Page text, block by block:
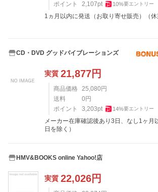
ポイント
2,107pt 10%要エントリー
1ヵ月以内に発送（お取り寄せ販売）（休
CD・DVD グッドバイブレーションズ
実質 21,877円
商品価格 25,080 円
送料
0 円
ポイント
3,203pt 14%要エントリー
メーカー在庫確認後あり3日、なし1ヶ月
日を除く）
HMV&BOOKS online Yahoo!店
実質 22,026円